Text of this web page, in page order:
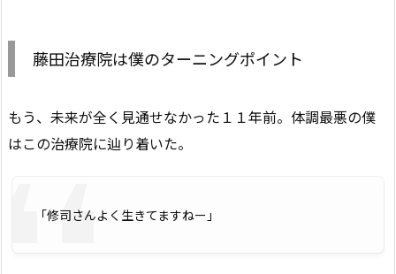
藤田治療院は僕のターニングポイント
もう、未来が全く見通せなかった１１年前。体調最悪の僕
はこの治療院に辿り着いた。
「修司さんよく生きてますねー」